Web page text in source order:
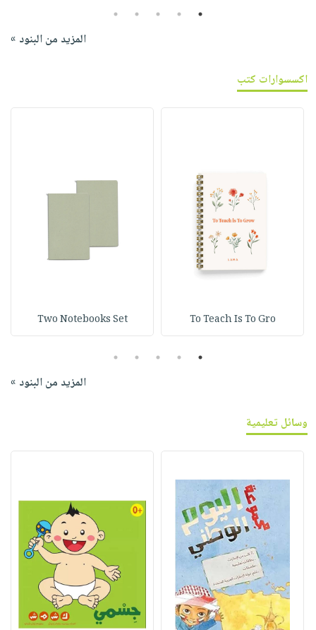
1
2
3
4
5
المزيد من البنود »
اكسسوارات كتب
To Teach Is To Gro
Two Notebooks Set
1
2
3
4
5
المزيد من البنود »
وسائل تعليمية